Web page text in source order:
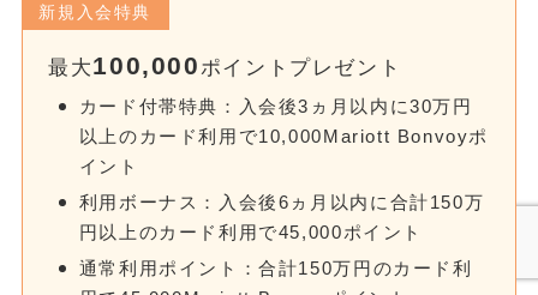
新規入会特典
最大100,000ポイントプレゼント
カード付帯特典：入会後3ヵ月以内に30万円
以上のカード利用で10,000Mariott Bonvoyポ
イント
利用ボーナス：入会後6ヵ月以内に合計150万
円以上のカード利用で45,000ポイント
通常利用ポイント：合計150万円のカード利